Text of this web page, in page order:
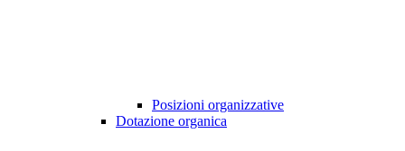
Posizioni organizzative
Dotazione organica